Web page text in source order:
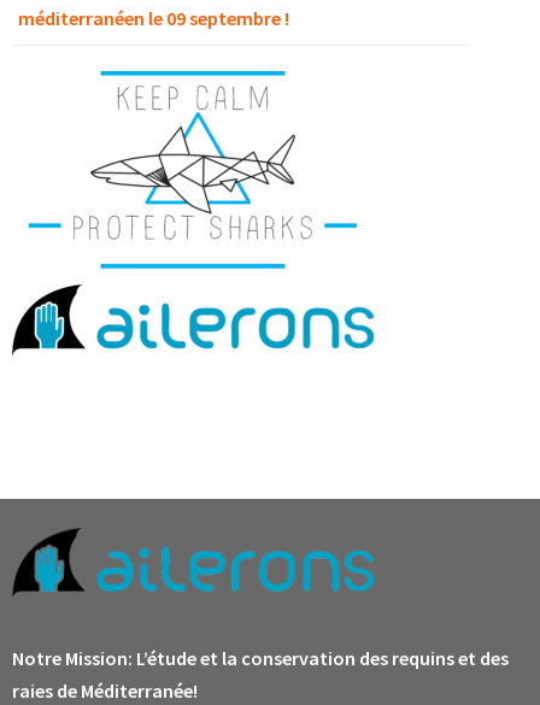
méditerranéen le 09 septembre !
Notre Mission: L’étude et la conservation des requins et des
raies de Méditerranée!